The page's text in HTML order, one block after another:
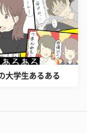
大学生あるある